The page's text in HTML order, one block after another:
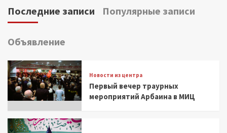
Последние записи Популярные записи
Объявление
Новости из центра
Первый вечер траурных
мероприятий Арбаина в МИЦ